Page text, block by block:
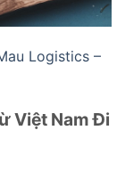
Logistics –
Việt Nam Đi